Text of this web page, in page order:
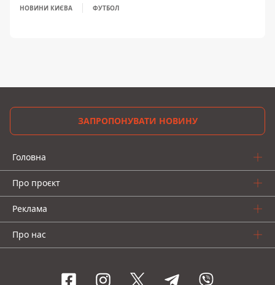
НОВИНИ КИЄВА ФУТБОЛ
ЗАПРОПОНУВАТИ НОВИНУ
Головна
Про проєкт
Реклама
Про нас